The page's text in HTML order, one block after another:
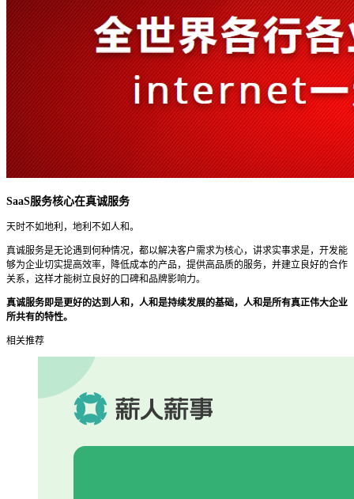
SaaS服务核心在真诚服务
天时不如地利，地利不如人和。
真诚服务是无论遇到何种情况，都以解决客户需求为核心，讲求实事求是，开发能
够为企业切实提高效率，降低成本的产品，提供高品质的服务，并建立良好的合作
关系，这样才能树立良好的口碑和品牌影响力。
真诚服务即是更好的达到人和，人和是持续发展的基础，人和是所有真正伟大企业
所共有的特性。
相关推荐